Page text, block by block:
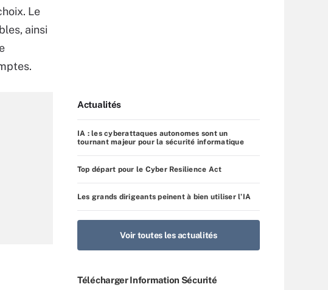
Le
ainsi
Actualités
IA : les cyberattaques autonomes sont un
tournant majeur pour la sécurité informatique
Top départ pour le Cyber Resilience Act
Les grands dirigeants peinent à bien utiliser l’IA
Voir toutes les actualités
Télécharger Information Sécurité